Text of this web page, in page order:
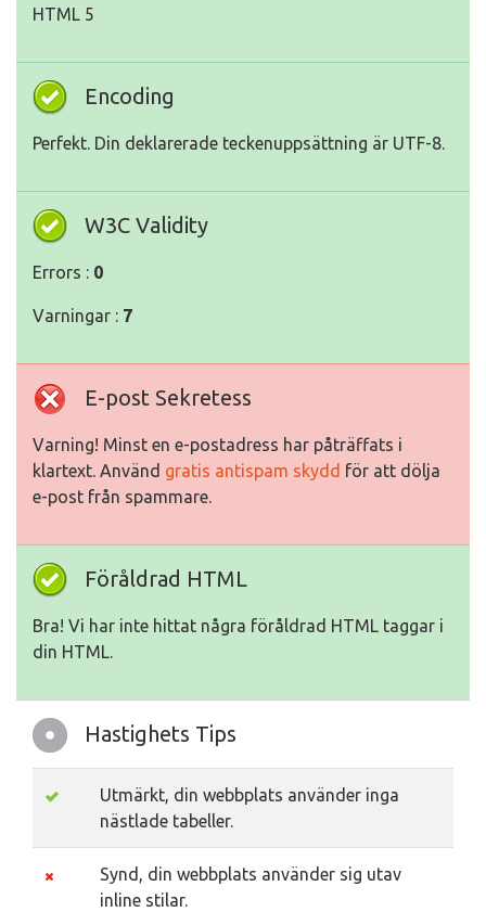
HTML 5
Encoding
Perfekt. Din deklarerade teckenuppsättning är UTF-8.
W3C Validity
Errors : 0
Varningar : 7
E-post Sekretess
Varning! Minst en e-postadress har påträffats i
klartext. Använd gratis antispam skydd för att dölja
e-post från spammare.
Föråldrad HTML
Bra! Vi har inte hittat några föråldrad HTML taggar i
din HTML.
Hastighets Tips
Utmärkt, din webbplats använder inga
nästlade tabeller.
Synd, din webbplats använder sig utav
inline stilar.